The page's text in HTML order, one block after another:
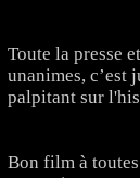
Toute la presse
unanimes, c’est
palpitant sur
Bon film à